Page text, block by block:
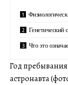
Генетический
Что это
Год
астронавта